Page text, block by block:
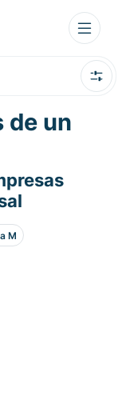
de un
M